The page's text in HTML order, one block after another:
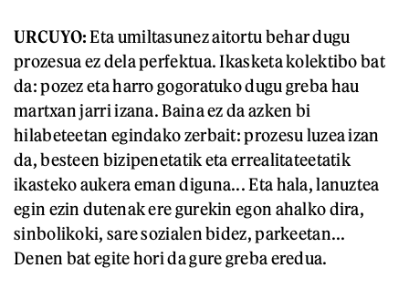
URCUYO:Eta umiltasunez aitortu behar dugu
prozesua ez dela perfektua. Ikasketa kolektibo bat
da: pozez eta harro gogoratuko dugu greba hau
martxan jarri izana. Baina ez da azken bi
hilabeteetan egindako zerbait: prozesu luzea izan
da, besteen bizipenetatik eta errealitateetatik
ikasteko aukera eman diguna... Eta hala, lanuztea
egin ezin dutenak ere gurekin egon ahalko dira,
sinbolikoki, sare sozialen bidez, parkeetan...
Denen bat egite hori da gure greba eredua.